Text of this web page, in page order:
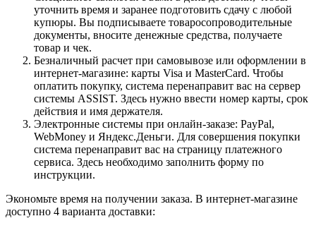
уточнить время и заранее подготовить сдачу с любой
купюры. Вы подписываете товаросопроводительные
документы, вносите денежные средства, получаете
товар и чек.
Безналичный расчет при самовывозе или оформлении в
интернет-магазине: карты Visa и MasterCard. Чтобы
оплатить покупку, система перенаправит вас на сервер
системы ASSIST. Здесь нужно ввести номер карты, срок
действия и имя держателя.
Электронные системы при онлайн-заказе: PayPal,
WebMoney и Яндекс.Деньги. Для совершения покупки
система перенаправит вас на страницу платежного
сервиса. Здесь необходимо заполнить форму по
инструкции.
Экономьте время на получении заказа. В интернет-магазине
доступно 4 варианта доставки: